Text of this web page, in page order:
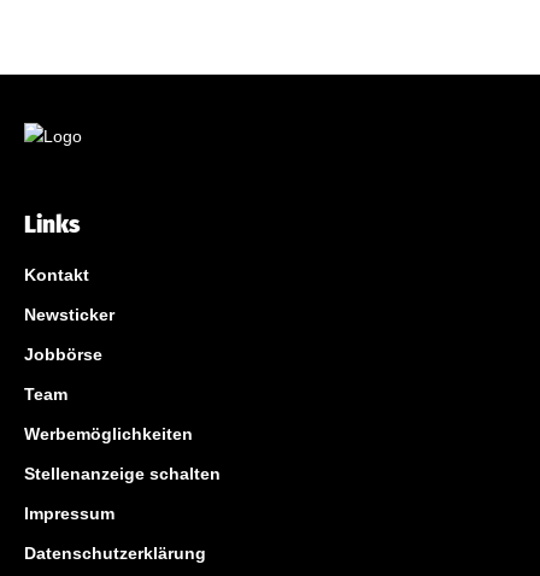
Links
Kontakt
Newsticker
Jobbörse
Team
Werbemöglichkeiten
Stellenanzeige schalten
Impressum
Datenschutzerklärung